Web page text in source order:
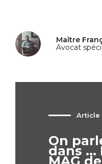
Maître
Avocat
Article
On
dans ...
MAG